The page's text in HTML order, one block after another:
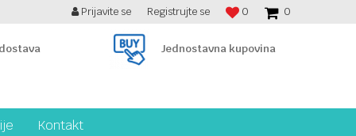
BESPLATNA ISPORUKA PREKO 7900 din! 0
0
Prijavite se Registrujte se
Jednostavna kupovina
Kontakt